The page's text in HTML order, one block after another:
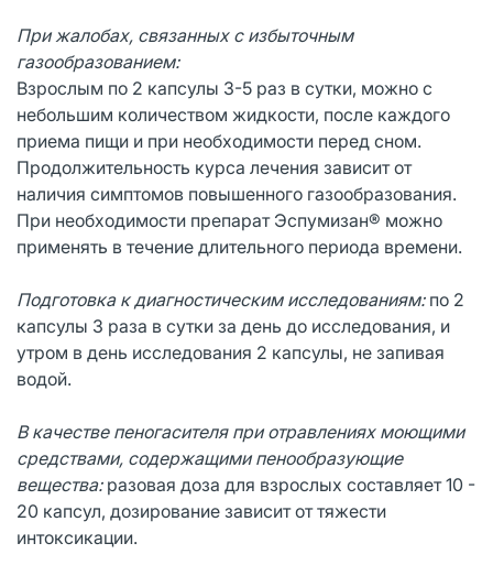
При жалобах, связанных с избыточным
газообразованием:
Взрослым по 2 капсулы 3-5 раз в сутки, можно с
небольшим количеством жидкости, после каждого
приема пищи и при необходимости перед сном.
Продолжительность курса лечения зависит от
наличия симптомов повышенного газообразования.
При необходимости препарат Эспумизан® можно
применять в течение длительного периода времени.
Подготовка к диагностическим исследованиям: по 2
капсулы 3 раза в сутки за день до исследования, и
утром в день исследования 2 капсулы, не запивая
водой.
В качестве пеногасителя при отравлениях моющими
средствами, содержащимипенообразующие
вещества: разовая доза для взрослых составляет 10 -
20 капсул, дозирование зависит от тяжести
интоксикации.